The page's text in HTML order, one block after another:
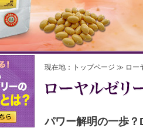
パワー解明の一歩？
現在地： トップページ ≫ ロー